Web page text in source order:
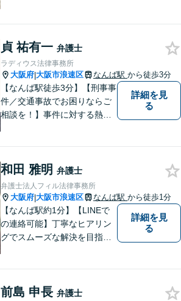
をできるだけ少なく！相談し
やすい環境づくりに努め、納
得できる解決を目指します！
貞 祐有一 弁護士
ラディウス法律事務所
大阪府|大阪市浪速区 なんば駅 から徒歩3分
【なんば駅徒歩3分】【刑事事
件／交通事故でお困りならご
相談を！】事件に対する熱い
の弁護を大切にしておりま
す。【LINEやメールの問い合
わせ可】
詳細を見
る
和田 雅明 弁護士
弁護士法人フィル法律事務所
大阪府|大阪市浪速区 なんば駅 から徒歩1分
【なんば駅約1分】【LINEで
の連絡可能】丁寧なヒアリン
グでスムーズな解決を目指し
事故の被害に遭われた場合／
詳細を見
る
前島 申長 弁護士